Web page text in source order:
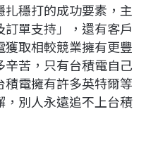
穩打的成功要素，主
單支持」，還有客戶
取相較競業擁有更豐
苦，只有台積電自己
電擁有許多英特爾等
別人永遠追不上台積